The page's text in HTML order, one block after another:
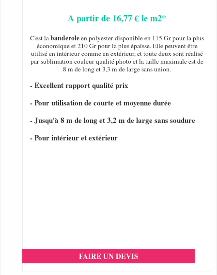
A partir de 16,77 € le m2*
C'est labanderoleen polyester disponible en 115 Gr pour la plus
économique et 210 Gr pour la plus épaisse. Elle peuvent être
utilisé en intérieur comme en extérieur, et toute deux sont réalisé
par sublimation couleur qualité photo et la taille maximale est de
8 m de long et 3,3 m de large sans union.
- Excellent rapport qualité prix
- Pour utilisation de courte et moyenne durée
- Jusqu'à 8 m de long et 3,2 m de large sans soudure
- Pour intérieur et extérieur
FAIRE UN DEVIS